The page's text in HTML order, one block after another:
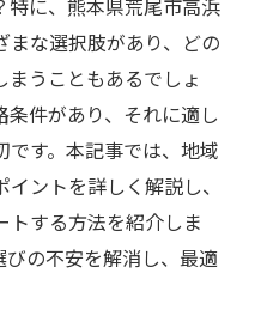
特に、熊本県荒尾市高浜
まな選択肢があり、どの
うこともあるでしょ
件があり、それに適し
です。本記事では、地域
ントを詳しく解説し、
トする方法を紹介しま
の不安を解消し、最適